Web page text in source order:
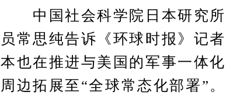
中国社会科学院日本研究所
员常思纯告诉《环球时报》记
本也在推进与美国的军事一体
周边拓展至“全球常态化部署”